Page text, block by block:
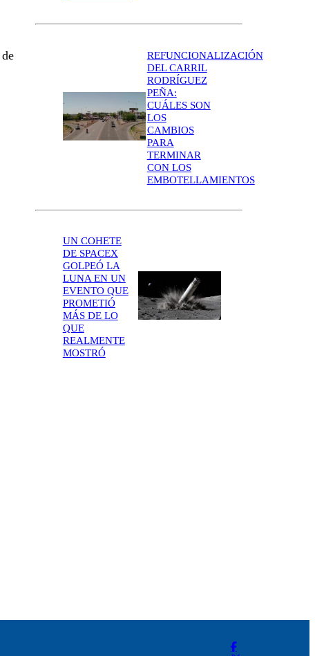
REFUNCIONALIZACIÓN
DEL CARRIL
RODRÍGUEZ
PEÑA:
CUÁLES SON
LOS
CAMBIOS
PARA
TERMINAR
CON LOS
EMBOTELLAMIENTOS
UN COHETE
DE SPACEX
GOLPEÓ LA
LUNA EN UN
EVENTO QUE
PROMETIÓ
MÁS DE LO
QUE
REALMENTE
MOSTRÓ